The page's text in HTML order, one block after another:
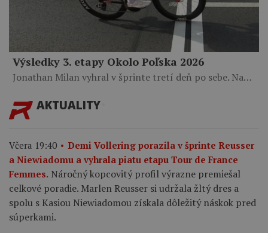
Výsledky 3. etapy Okolo Poľska 2026
Jonathan Milan vyhral v šprinte tretí deň po sebe. Na…
AKTUALITY
Včera 19:40
Demi Vollering porazila v šprinte Reusser
a Niewiadomu a vyhrala piatu etapu Tour de France
Femmes. Náročný kopcovitý profil výrazne premiešal
celkové poradie. Marlen Reusser si udržala žltý dres a
spolu s Kasiou Niewiadomou získala dôležitý náskok pred
súperkami.